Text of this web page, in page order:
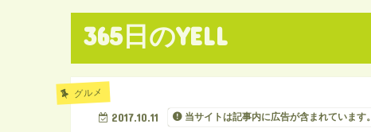
365日のYELL
グルメ
2017.10.11 当サイトは記事内に広告が含まれています。